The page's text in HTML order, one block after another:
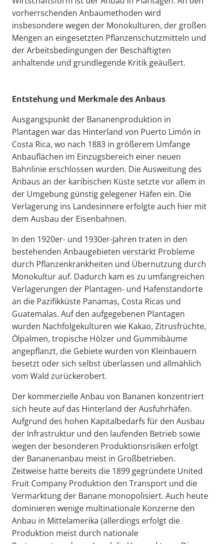
vorherrschenden Anbaumethoden wird
insbesondere wegen der Monokulturen, der großen
Mengen an eingesetzten Pflanzenschutzmitteln und
der Arbeitsbedingungen der Beschäftigten
anhaltende und grundlegende Kritik geäußert.
Entstehung und Merkmale des Anbaus
Ausgangspunkt der Bananenproduktion in
Plantagen war das Hinterland von Puerto Limón in
Costa Rica, wo nach 1883 in größerem Umfange
Anbauflächen im Einzugsbereich einer neuen
Bahnlinie erschlossen wurden. Die Ausweitung des
Anbaus an der karibischen Küste setzte vor allem in
der Umgebung günstig gelegener Häfen ein. Die
Verlagerung ins Landesinnere erfolgte auch hier mit
dem Ausbau der Eisenbahnen.
In den 1920er- und 1930er-Jahren traten in den
bestehenden Anbaugebieten verstärkt Probleme
durch Pflanzenkrankheiten und Übernutzung durch
Monokultur auf. Dadurch kam es zu umfangreichen
Verlagerungen der Plantagen- und Hafenstandorte
an die Pazifikküste Panamas, Costa Ricas und
Guatemalas. Auf den aufgegebenen Plantagen
wurden Nachfolgekulturen wie Kakao, Zitrusfrüchte,
Ölpalmen, tropische Hölzer und Gummibäume
angepflanzt, die Gebiete wurden von Kleinbauern
besetzt oder sich selbst überlassen und allmählich
vom Wald zurückerobert.
Der kommerzielle Anbau von Bananen konzentriert
sich heute auf das Hinterland der Ausfuhrhäfen.
Aufgrund des hohen Kapitalbedarfs für den Ausbau
der Infrastruktur und den laufenden Betrieb sowie
wegen der besonderen Produktionsrisiken erfolgt
der Bananenanbau meist in Großbetrieben.
Zeitweise hatte bereits die 1899 gegründete United
Fruit Company Produktion den Transport und die
Vermarktung der Banane monopolisiert. Auch heute
dominieren wenige multinationale Konzerne den
Anbau in Mittelamerika (allerdings erfolgt die
Produktion meist durch nationale